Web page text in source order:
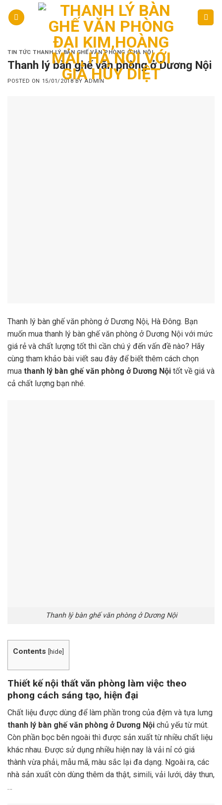
TIN TỨC THANH LÝ BÀN GHẾ VĂN PHÒNG Ở HÀ NỘI
Thanh lý bàn ghế văn phòng ở Dương Nội
POSTED ON 15/01/2018BYADMIN
Thanh lý bàn ghế văn phòng ở Dương Nội, Hà Đông. Bạn
muốn mua thanh lý bàn ghế văn phòng ở Dương Nội với mức
giá rẻ và chất lượng tốt thì cần chú ý đến vấn đề nào? Hãy
cùng tham khảo bài viết sau đây để biết thêm cách chọn
mua thanh lý bàn ghế văn phòng ở Dương Nội tốt về giá và
cả chất lượng bạn nhé.
Thanh lý bàn ghế văn phòng ở Dương Nội
Contents [hide]
Thiết kế nội thất văn phòng làm việc theo
phong cách sáng tạo, hiện đại
Chất liệu được dùng để làm phần trong của đệm và tựa lưng
thanh lý bàn ghế văn phòng ở Dương Nội chủ yếu từ mút.
Còn phần bọc bên ngoài thì được sản xuất từ nhiều chất liệu
khác nhau. Được sử dụng nhiều hiện nay là vải nỉ có giá
thành vừa phải, mẫu mã, màu sắc lại đa dạng. Ngoài ra, các
nhà sản xuất còn dùng thêm da thật, simili, vải lưới, dây thun,
…